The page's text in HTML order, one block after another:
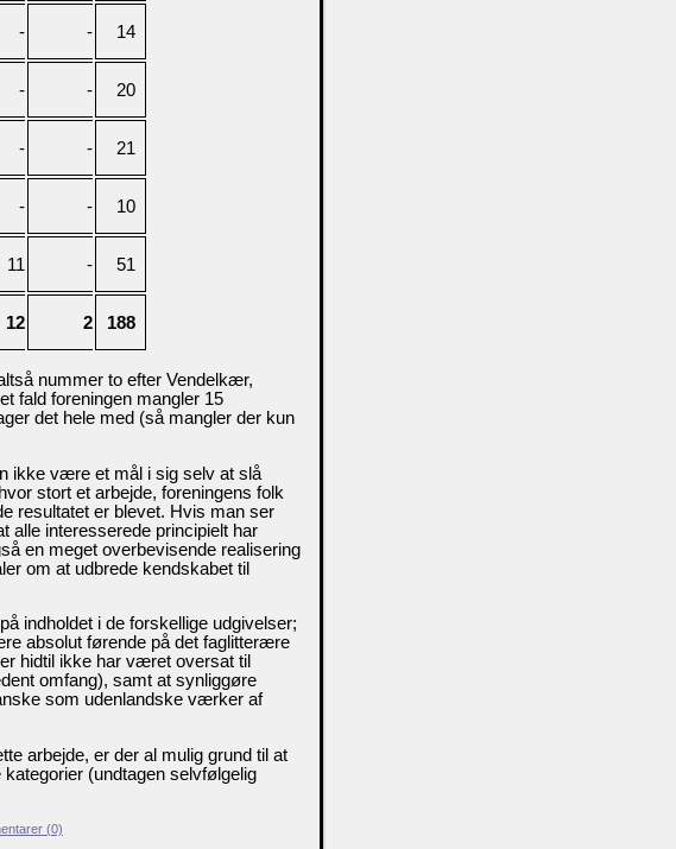
- - 14
- - 20
- - 21
- - 10
11 - 51
12 2 188
nummer to efter Vendelkær,
fald foreningen mangler 15
det hele med (så mangler der kun
ikke være et mål i sig selv at slå
stort et arbejde, foreningens folk
resultatet er blevet. Hvis man ser
alle interesserede principielt har
en meget overbevisende realisering
om at udbrede kendskabet til
indholdet i de forskellige udgivelser;
absolut førende på det faglitterære
hidtil ikke har været oversat til
omfang), samt at synliggøre
som udenlandske værker af
arbejde, er der al mulig grund til at
(undtagen selvfølgelig
(0)